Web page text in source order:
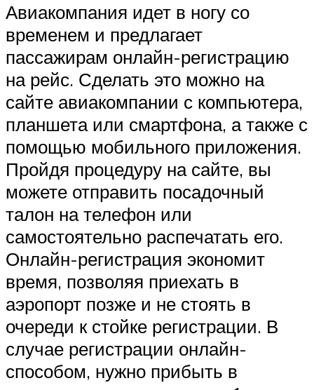
Авиакомпания идет в ногу со
временем и предлагает
пассажирам онлайн-регистрацию
на рейс. Сделать это можно на
сайте авиакомпании с компьютера,
планшета или смартфона, а также с
помощью мобильного приложения.
Пройдя процедуру на сайте, вы
можете отправить посадочный
талон на телефон или
самостоятельно распечатать его.
Онлайн-регистрация экономит
время, позволяя приехать в
аэропорт позже и не стоять в
очереди к стойке регистрации. В
случае регистрации онлайн-
способом, нужно прибыть в